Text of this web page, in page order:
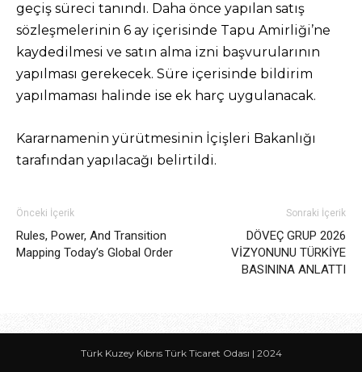
geçiş süreci tanındı. Daha önce yapılan satış
sözleşmelerinin 6 ay içerisinde Tapu Amirliği’ne
kaydedilmesi ve satın alma izni başvurularının
yapılması gerekecek. Süre içerisinde bildirim
yapılmaması halinde ise ek harç uygulanacak.
Kararnamenin yürütmesinin İçişleri Bakanlığı
tarafından yapılacağı belirtildi.
Önceki İçerik
Rules, Power, And Transition
Mapping Today’s Global Order
Sonraki İçerik
DÖVEÇ GRUP 2026
VİZYONUNU TÜRKİYE
BASININA ANLATTI
Türk Kuzey Kıbrıs Türk Ticaret Odası | 2024